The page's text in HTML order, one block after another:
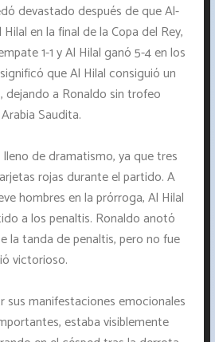
devastado después de que Al-
en la final de la Copa del Rey,
1-1 y Al Hilal ganó 5-4 en los
que Al Hilal consiguió un
dejando a Ronaldo sin trofeo
Saudita.
de dramatismo, ya que tres
rojas durante el partido. A
hombres en la prórroga, Al Hilal
a los penaltis. Ronaldo anotó
la tanda de penaltis, pero no fue
victorioso.
sus manifestaciones emocionales
estaba visiblemente